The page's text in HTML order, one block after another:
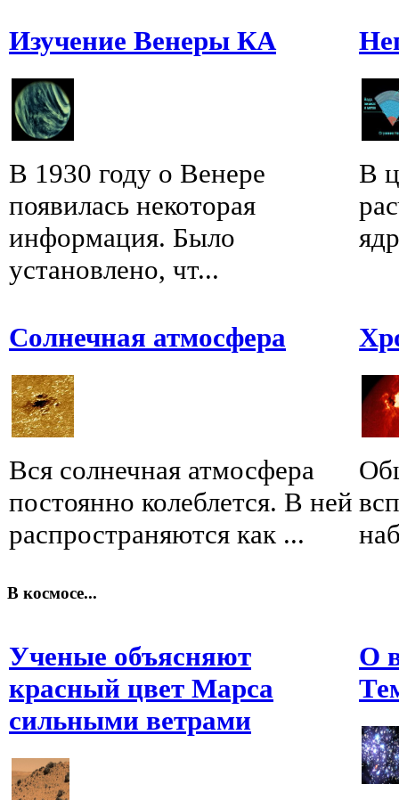
Изучение Венеры КА
В 1930 году о Венере
появилась некоторая
информация. Было
установлено, чт...
В
Солнечная атмосфера
Вся солнечная атмосфера
постоянно колеблется. В ней
распространяются как ...
В космосе...
Ученые объясняют
красный цвет Марса
сильными ветрами
О